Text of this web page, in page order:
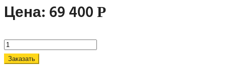
Цена: 69 400 Р
Заказать